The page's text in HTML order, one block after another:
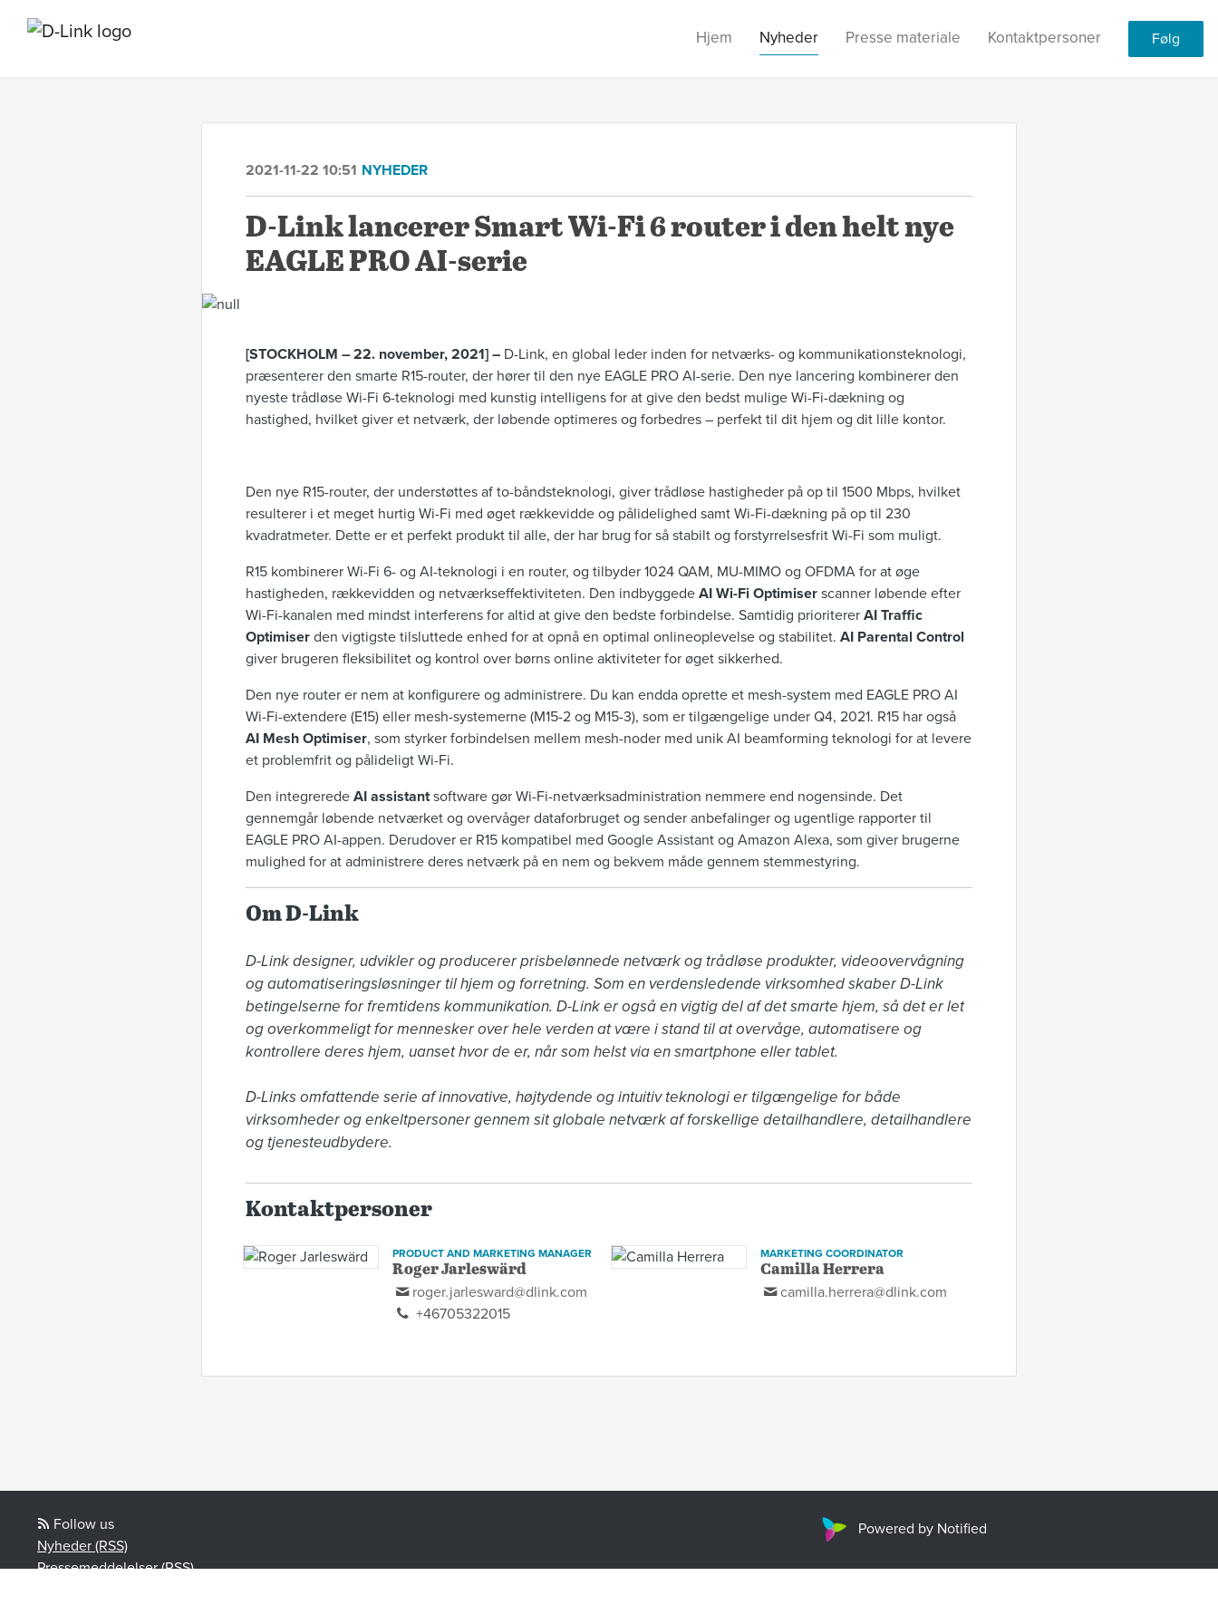
Hjem Nyheder Presse materiale Kontaktpersoner Følg
2021-11-22 10:51 NYHEDER
D-Link lancerer Smart Wi-Fi 6 router i den helt nye
EAGLE PRO AI-serie
[STOCKHOLM – 22. november, 2021] – D-Link, en global leder inden for netværks- og kommunikationsteknologi,
præsenterer den smarte R15-router, der hører til den nye EAGLE PRO AI-serie. Den nye lancering kombinerer den
nyeste trådløse Wi-Fi 6-teknologi med kunstig intelligens for at give den bedst mulige Wi-Fi-dækning og
hastighed, hvilket giver et netværk, der løbende optimeres og forbedres – perfekt til dit hjem og dit lille kontor.
Den nye R15-router, der understøttes af to-båndsteknologi, giver trådløse hastigheder på op til 1500 Mbps, hvilket
resulterer i et meget hurtig Wi-Fi med øget rækkevidde og pålidelighed samt Wi-Fi-dækning på op til 230
kvadratmeter. Dette er et perfekt produkt til alle, der har brug for så stabilt og forstyrrelsesfrit Wi-Fi som muligt.
R15 kombinerer Wi-Fi 6- og AI-teknologi i en router, og tilbyder 1024 QAM, MU-MIMO og OFDMA for at øge
hastigheden, rækkevidden og netværkseffektiviteten. Den indbyggede AI Wi-Fi Optimiser scanner løbende efter
Wi-Fi-kanalen med mindst interferens for altid at give den bedste forbindelse. Samtidig prioriterer AI Traffic
Optimiser den vigtigste tilsluttede enhed for at opnå en optimal onlineoplevelse og stabilitet. AI Parental Control
giver brugeren fleksibilitet og kontrol over børns online aktiviteter for øget sikkerhed.
Den nye router er nem at konfigurere og administrere. Du kan endda oprette et mesh-system med EAGLE PRO AI
Wi-Fi-extendere (E15) eller mesh-systemerne (M15-2 og M15-3), som er tilgængelige under Q4, 2021. R15 har også
AI Mesh Optimiser, som styrker forbindelsen mellem mesh-noder med unik AI beamforming teknologi for at levere
et problemfrit og pålideligt Wi-Fi.
Den integrerede AI assistantsoftware gør Wi-Fi-netværksadministration nemmere end nogensinde. Det
gennemgår løbende netværket og overvåger dataforbruget og sender anbefalinger og ugentlige rapporter til
EAGLE PRO AI-appen. Derudover er R15 kompatibel med Google Assistant og Amazon Alexa, som giver brugerne
mulighed for at administrere deres netværk på en nem og bekvem måde gennem stemmestyring.
Om D-Link
D-Link designer, udvikler og producerer prisbelønnede netværk og trådløse produkter, videoovervågning
og automatiseringsløsninger til hjem og forretning. Som en verdensledende virksomhed skaber D-Link
betingelserne for fremtidens kommunikation. D-Link er også en vigtig del af det smarte hjem, så det er let
og overkommeligt for mennesker over hele verden at være i stand til at overvåge, automatisere og
kontrollere deres hjem, uanset hvor de er, når som helst via en smartphone eller tablet.
D-Links omfattende serie af innovative, højtydende og intuitiv teknologi er tilgængelige for både
virksomheder og enkeltpersoner gennem sit globale netværk af forskellige detailhandlere, detailhandlere
og tjenesteudbydere.
Kontaktpersoner
PRODUCT AND MARKETING MANAGER
Roger Jarleswärd
roger.jarlesward@dlink.com
+46705322015
MARKETING COORDINATOR
Camilla Herrera
camilla.herrera@dlink.com
Follow us
Nyheder (RSS)
Pressemeddelelser (RSS)
Powered by Notified